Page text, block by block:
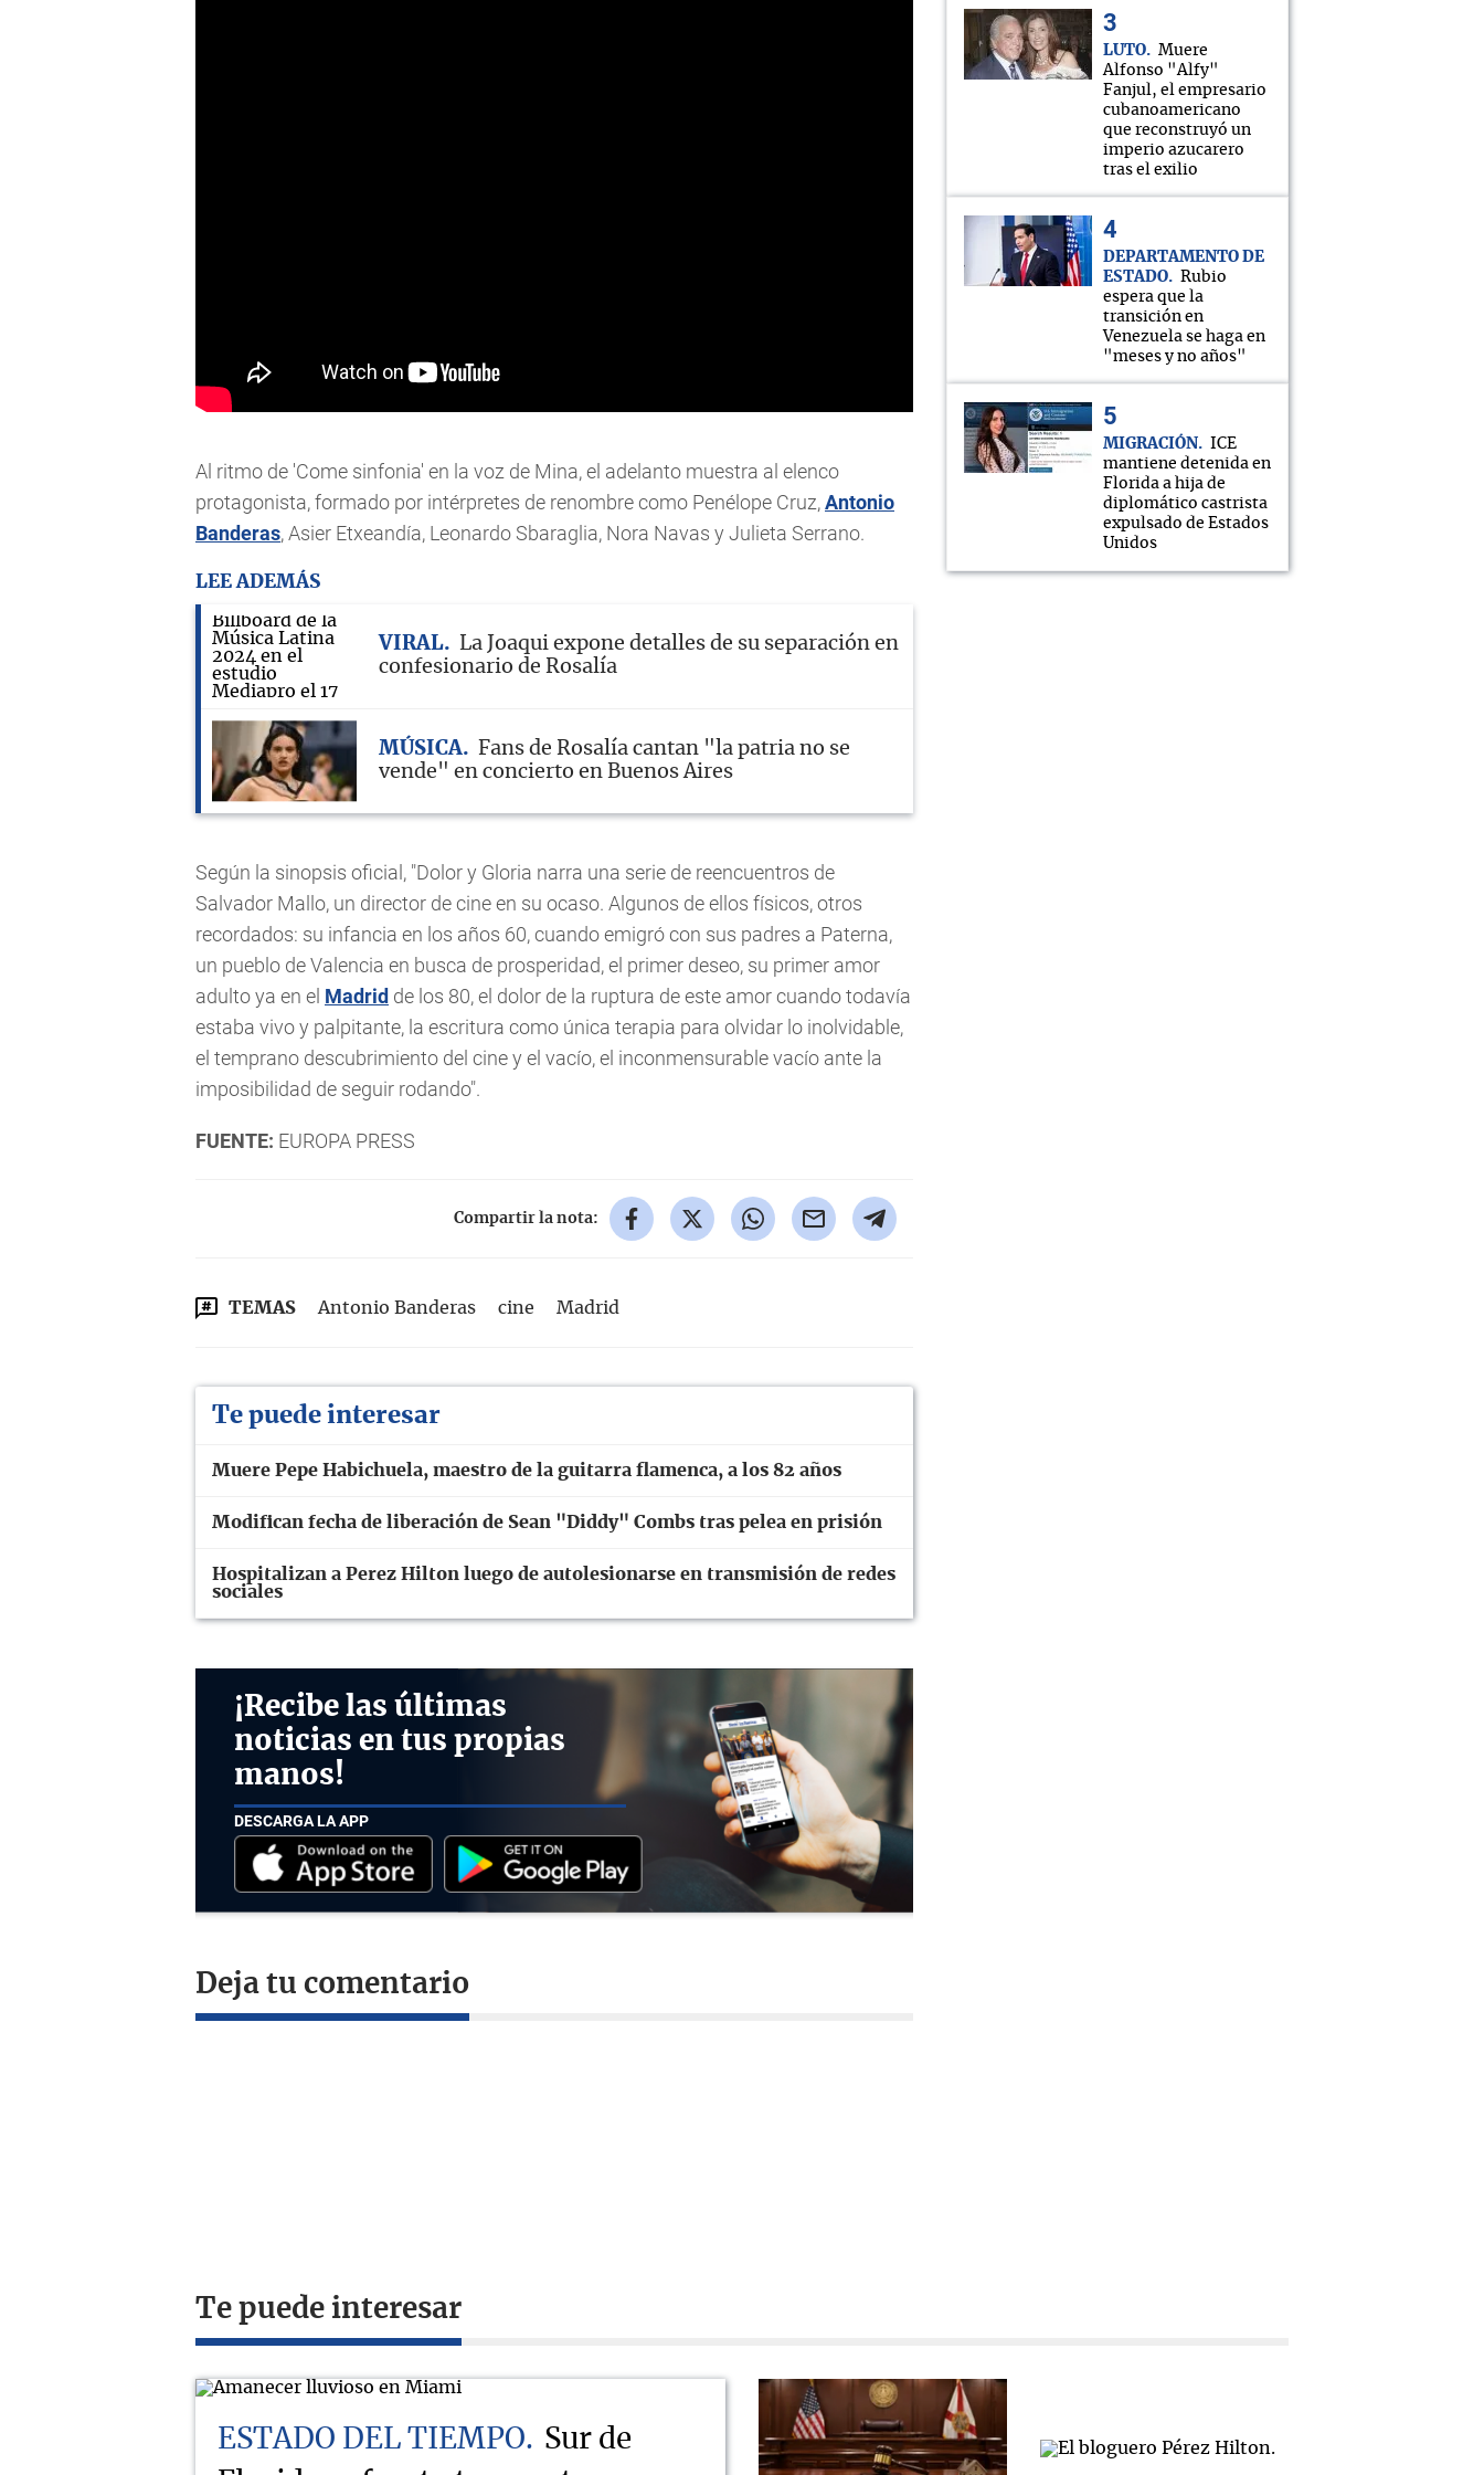
Al ritmo de 'Come sinfonia' en la voz de Mina, el adelanto muestra al elenco
protagonista, formado por intérpretes de renombre como Penélope Cruz,Antonio
Banderas, Asier Etxeandía, Leonardo Sbaraglia, Nora Navas y Julieta Serrano.
LEE ADEMÁS
VIRAL
La Joaqui expone detalles de su separación en
confesionario de Rosalía
MÚSICA
Fans de Rosalía cantan "la patria no se
vende" en concierto en Buenos Aires
Según la sinopsis oficial, "Dolor y Gloria narra una serie de reencuentros de
Salvador Mallo, un director de cine en su ocaso. Algunos de ellos físicos, otros
recordados: su infancia en los años 60, cuando emigró con sus padres a Paterna,
un pueblo de Valencia en busca de prosperidad, el primer deseo, su primer amor
adulto ya en el Madrid de los 80, el dolor de la ruptura de este amor cuando todavía
estaba vivo y palpitante, la escritura como única terapia para olvidar lo inolvidable,
el temprano descubrimiento del cine y el vacío, el inconmensurable vacío ante la
imposibilidad de seguir rodando".
FUENTE: EUROPA PRESS
Compartir la nota:
TEMAS Antonio Banderas cine Madrid
Te puede interesar
Muere Pepe Habichuela, maestro de la guitarra flamenca, a los 82 años
Modifican fecha de liberación de Sean "Diddy" Combs tras pelea en prisión
Hospitalizan a Perez Hilton luego de autolesionarse en transmisión de redes
sociales
¡Recibe las últimas
noticias en tus propias
manos!
DESCARGA LA APP
Deja tu comentario
LUTO
Muere
Alfonso "Alfy"
Fanjul, el empresario
cubanoamericano
que reconstruyó un
imperio azucarero
tras el exilio
DEPARTAMENTO DE
ESTADO
Rubio
espera que la
transición en
Venezuela se haga en
"meses y no años"
MIGRACIÓN
ICE
mantiene detenida en
Florida a hija de
diplomático castrista
expulsado de Estados
Unidos
Te puede interesar
ESTADO DEL TIEMPO
Sur de